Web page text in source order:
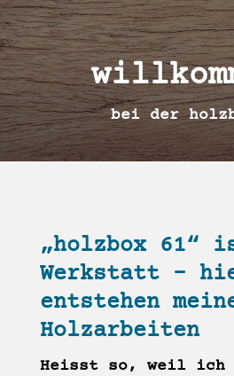
bei der
„holzbox 61“
Werkstatt –
entstehen
Holzarbeiten
Heisst so, weil ich